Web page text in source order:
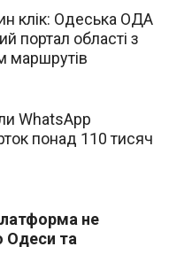
клік: Одеська ОДА
портал області з
маршрутів
WhatsApp
понад 110 тисяч
не
Одеси та